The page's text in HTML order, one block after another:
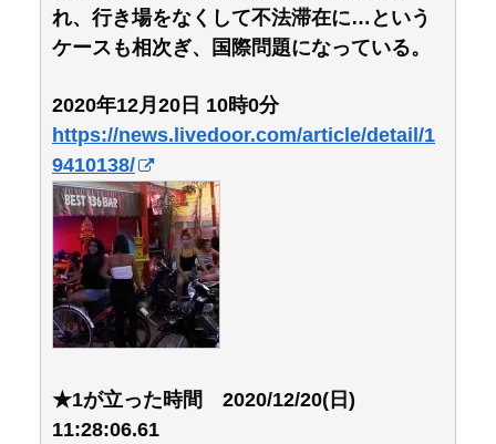
れ、行き場をなくして不法滞在に…という
ケースも相次ぎ、国際問題になっている。
2020年12月20日 10時0分
https://news.livedoor.com/article/detail/1
9410138/
★1が立った時間 2020/12/20(日)
11:28:06.61